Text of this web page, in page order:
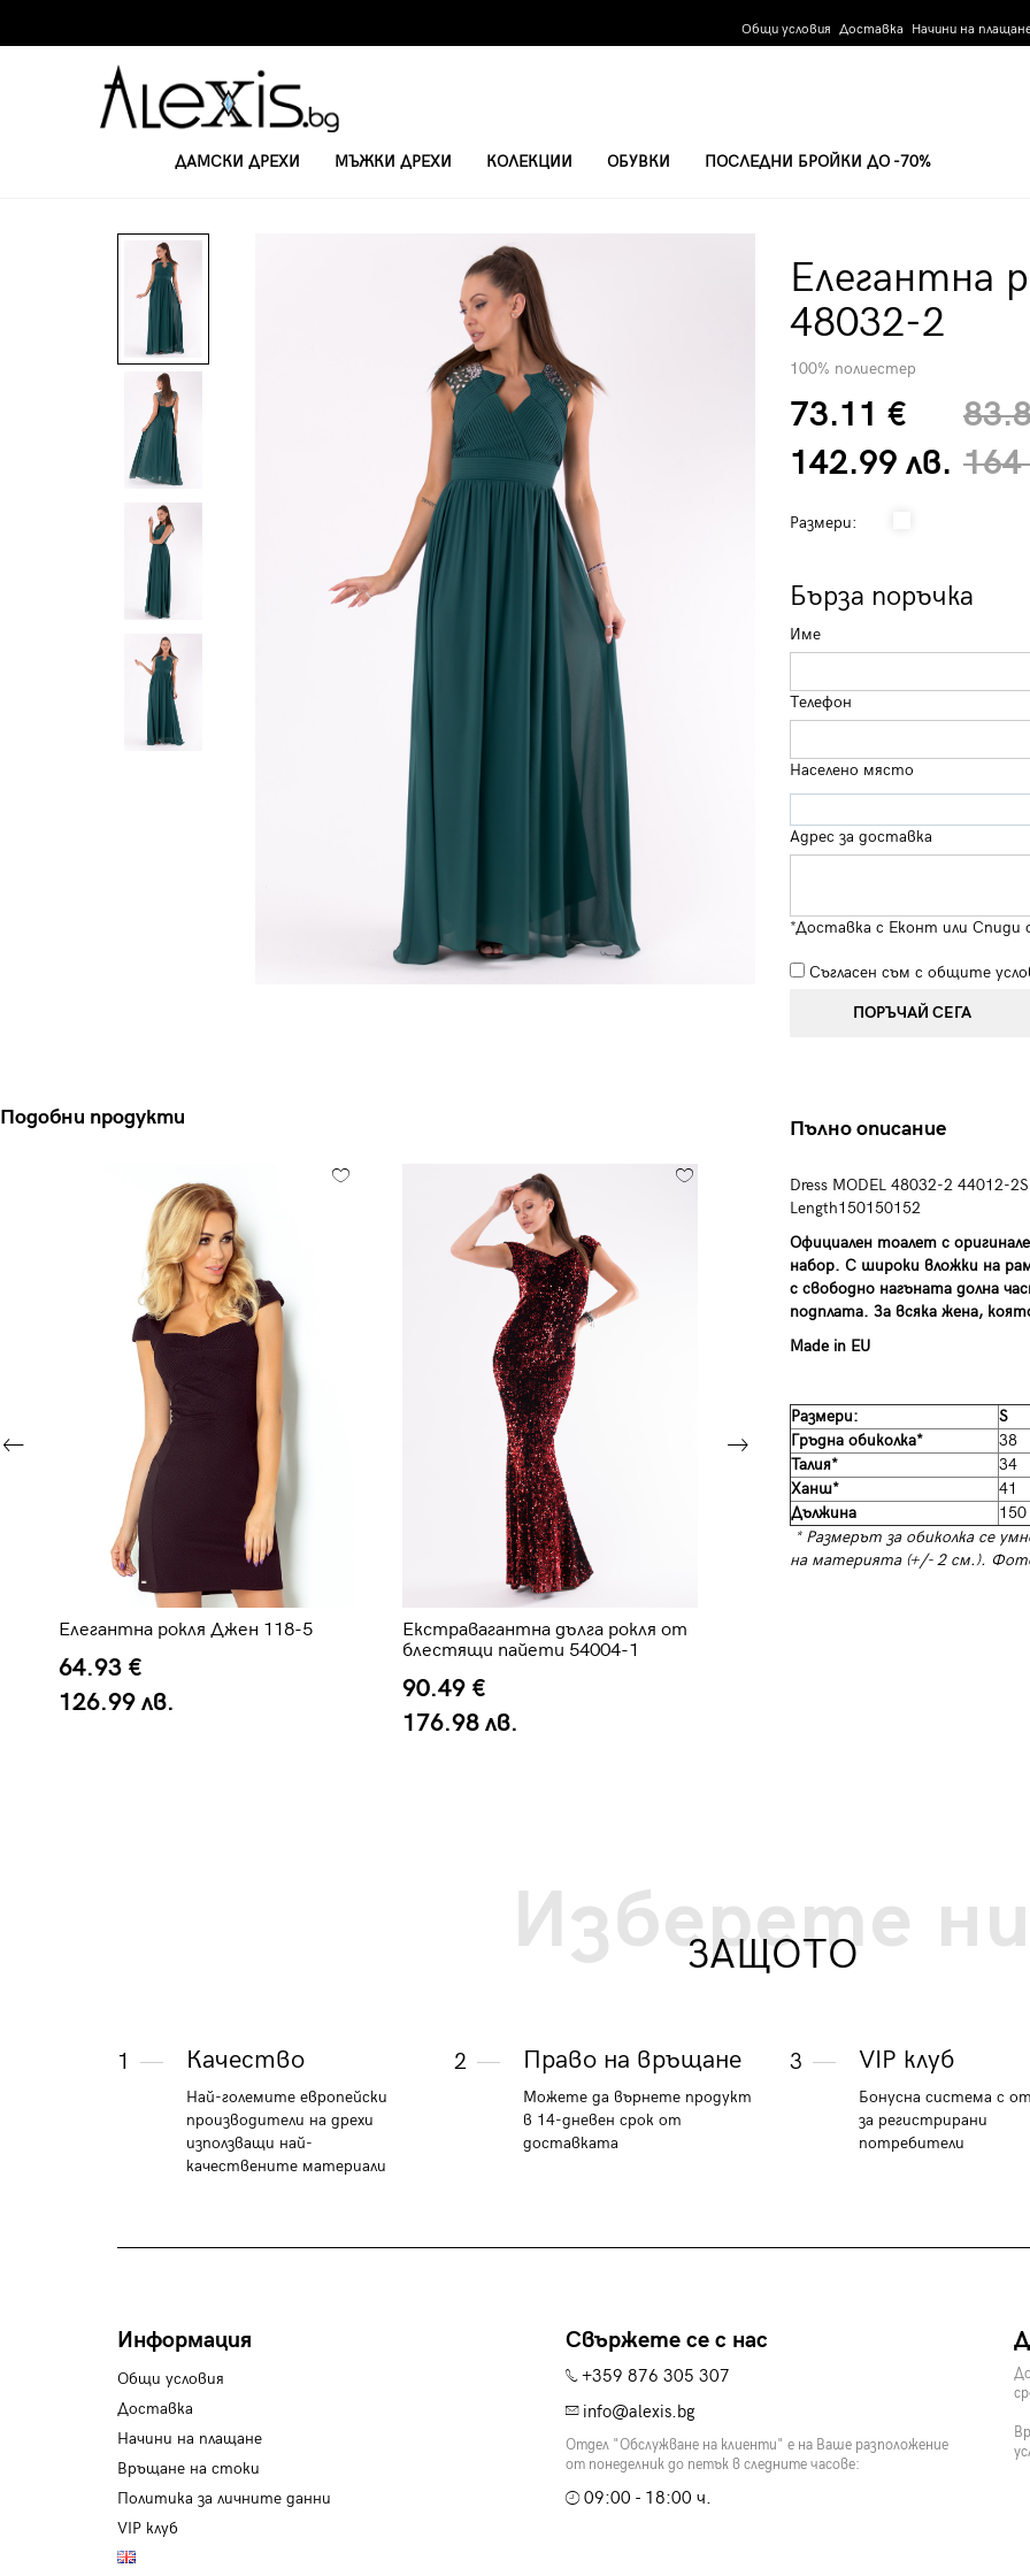
Общи условия Доставка Начини на
ДАМСКИ ДРЕХИ МЪЖКИ ДРЕХИ КОЛЕКЦИИ ОБУВКИ ПОСЛЕДНИ БРОЙКИ ДО -70%
Елегантна
48032-2
100% полиестер
73.11 €
142.99 лв. 164
Размери:
Бърза поръчка
Име
Телефон
Населено място
Адрес за доставка
*Доставка с Еконт или
Съгласен съм с общите
ПОРЪЧАЙ СЕГА
Подобни продукти
Елегантна рокля Джен 118-5
64.93 €
126.99 лв.
Екстравагантна дълга рокля от
блестящи пайети 54004-1
90.49 €
176.98 лв.
Пълно описание
Dress MODEL 48032-2 44012-
Length150150152
Официален тоалет с
набор. С широки вложки на
с свободно нагъната долна
подплата. За всяка жена,
Made in EU
Размери: S
Гръдна обиколка*
38
Талия*
34
Ханш*
41
Дължина
150
* Размерът за обиколка се
на материята (+/- 2 см.).
Изберете ни
ЗАЩОТО
1 Качество
Най-големите европейски
производители на дрехи
използващи най-
качествените материали
2 Право на връщане
Можете да върнете продукт
в 14-дневен срок от
доставката
3 VIP клуб
Бонусна система с
за регистрирани
потребители
Информация
Общи условия
Доставка
Начини на плащане
Връщане на стоки
Политика за личните данни
VIP клуб
Свържете се с нас
+359 876 305 307
info@alexis.bg
Отдел "Обслужване на клиенти" е на Ваше разположение
от понеделник до петък в следните часове:
09:00 - 18:00 ч.